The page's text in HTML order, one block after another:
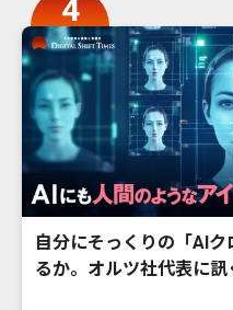
自分にそっくりの「AI
るか。オルツ社代表に訊